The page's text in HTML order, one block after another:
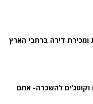
ומכירת דירה ברחבי הארץ
וקוטג'ים להשכרה- אתם